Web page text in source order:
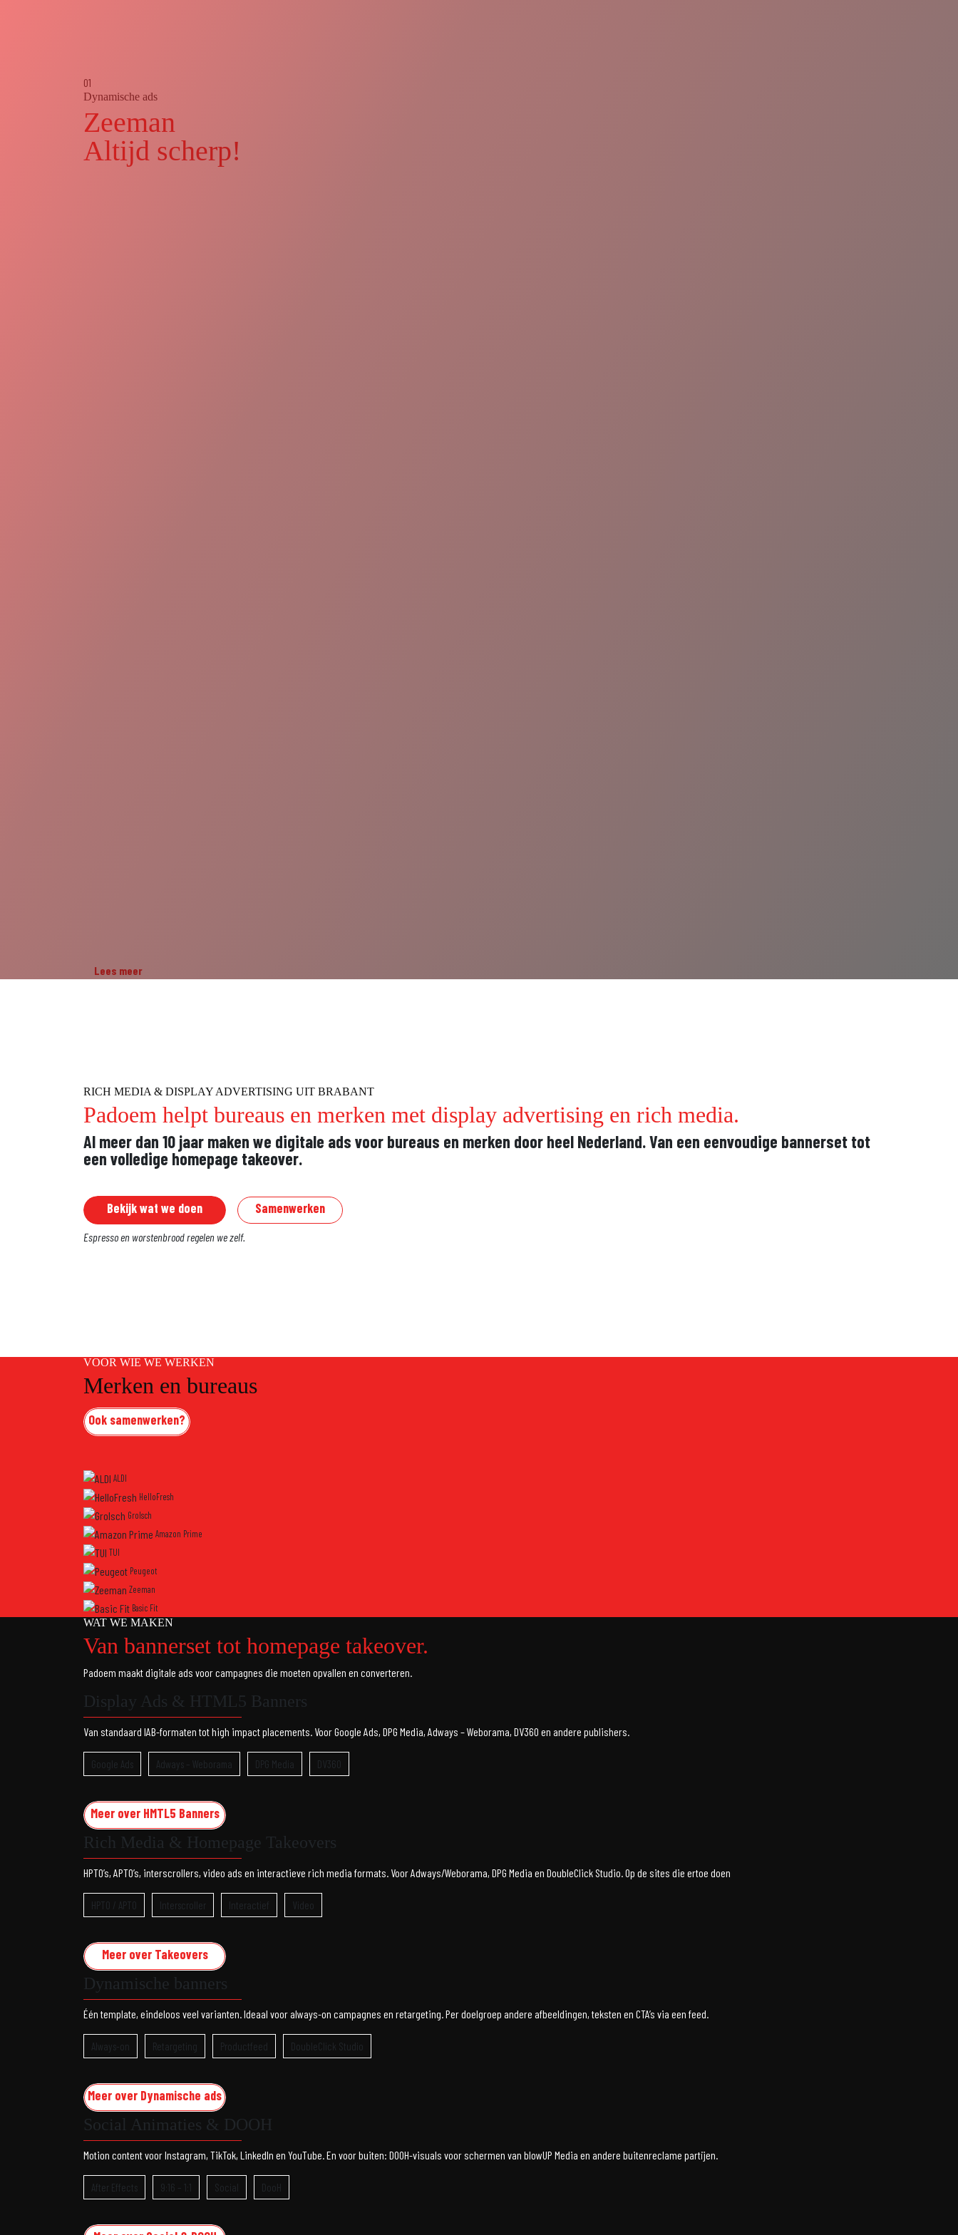
01
Dynamische ads
Zeeman
Altijd scherp!
Lees meer
RICH MEDIA & DISPLAY ADVERTISING UIT BRABANT
Padoem helpt bureaus en merken met display advertising en rich media.
Al meer dan 10 jaar maken we digitale ads voor bureaus en merken door heel Nederland. Van een eenvoudige bannerset tot
een volledige homepage takeover.
Bekijk wat we doen Samenwerken
Espresso en worstenbrood regelen we zelf.
VOOR WIE WE WERKEN
Merken en bureaus
Ook samenwerken?
ALDI
HelloFresh
Grolsch
Amazon Prime
TUI
Peugeot
Zeeman
Basic Fit
WAT WE MAKEN
Van bannerset tot homepage takeover.
Padoem maakt digitale ads voor campagnes die moeten opvallen en converteren.
Display Ads & HTML5 Banners
Van standaard IAB-formaten tot high impact placements. Voor Google Ads, DPG Media, Adways – Weborama, DV360 en andere publishers.
Google Ads Adways – Weborama DPG Media DV360
Meer over HMTL5 Banners
Rich Media & Homepage Takeovers
HPTO’s, APTO’s, interscrollers, video ads en interactieve rich media formats. Voor Adways/Weborama, DPG Media en DoubleClick Studio. Op de sites die ertoe doen
HPTO / APTO Interscroller Interactief Video
Meer over Takeovers
Dynamische banners
Één template, eindeloos veel varianten. Ideaal voor always-on campagnes en retargeting. Per doelgroep andere afbeeldingen, teksten en CTA’s via een feed.
Always-on Retargeting Productfeed DoubleClick Studio
Meer over Dynamische ads
Social Animaties & DOOH
Motion content voor Instagram, TikTok, LinkedIn en YouTube. En voor buiten: DOOH-visuals voor schermen van blowUP Media en andere buitenreclame partijen.
After Effects 9:16 – 1:1 Social DooH